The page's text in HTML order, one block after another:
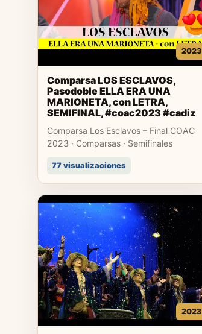
2023
Comparsa LOS ESCLAVOS,
Pasodoble ELLA ERA UNA
MARIONETA, con LETRA,
SEMIFINAL, #coac2023 #cadiz
Comparsa Los Esclavos – Final COAC
2023 · Comparsas · Semifinales
77 visualizaciones
2023